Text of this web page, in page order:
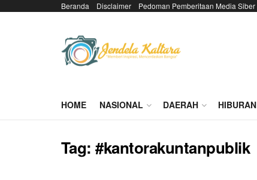
Beranda Disclaimer Pedoman Pemberitaan Media Siber
HOME NASIONAL DAERAH HIBURAN
Tag:#kantorakuntanpublik